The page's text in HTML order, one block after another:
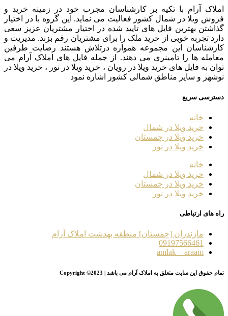
املاک آرام با تکیه بر کارشناسان مجرب خود در زمینه خرید و
فروش ویلا در شمال کشور فعالیت می نماید. این گروه با در اختیار
گذاشتن بهترین فایل های تایید شده در اختیار مشتریان عزیز سعی
دارد تجربه خوبی از خرید ملک را برای مشتریان رقم بزند. مدیریت و
کارشناسان این مجموعه همواره درتلاش هستند رضایت طرفین
معامله ها را تامینری می دهند. از جمله فایل های املاک آرام می
توان به فایل های خرید ویلا در رویان ، خرید ویلا در نور ، خرید ویلا در
نوشهر و سایر مناطق شمالی کشور اشاره نمود
دسترسی سریع
خانه
خرید ویلا در شمال
خرید ویلا در چمستان
خرید ویلا در نور
خانه
خرید ویلا در شمال
خرید ویلا در چمستان
خرید ویلا در نور
راه های ارتباطی
مازندران [چمستان] منطقه بهدشت املاک آرام
09197566461
amlak__araam
تمام حقوق این سایت متعلق به املاک آرام می باشد | Copyright ©2023